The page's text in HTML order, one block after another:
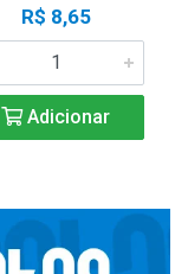
R$ 8,65
Adicionar